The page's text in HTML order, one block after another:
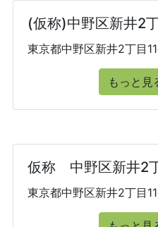
(仮称)中野区新井2
東京都中野区新井2丁目
もっと見
仮称 中野区新井2
東京都中野区新井2丁目